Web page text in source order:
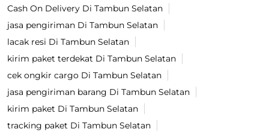
Cash On Delivery Di Tambun Selatan
jasa pengiriman Di Tambun Selatan
lacak resi Di Tambun Selatan
kirim paket terdekat Di Tambun Selatan
cek ongkir cargo Di Tambun Selatan
jasa pengiriman barang Di Tambun Selatan
kirim paket Di Tambun Selatan
tracking paket Di Tambun Selatan